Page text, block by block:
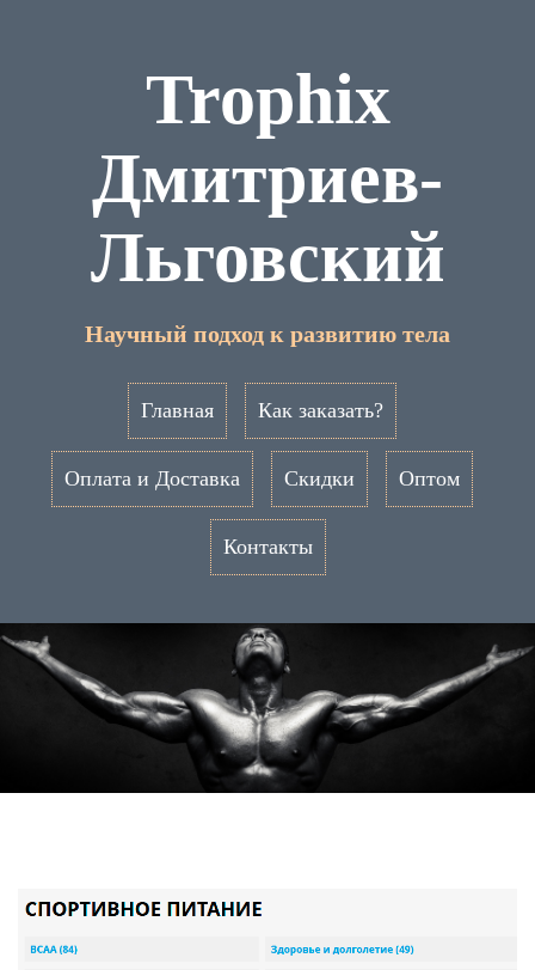
Trophix
Дмитриев-
Льговский
Научный подход к развитию тела
Главная Как заказать?
Оплата и Доставка Скидки Оптом
Контакты